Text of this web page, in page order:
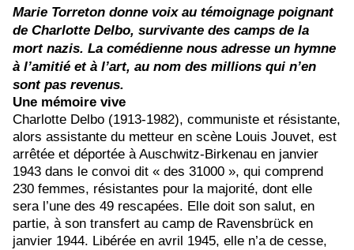
Marie Torreton donne voix au témoignage poignant
de Charlotte Delbo, survivante des camps de la
mort nazis. La comédienne nous adresse un hymne
à l’amitié et à l’art, au nom des millions qui n’en
sont pas revenus.
Une mémoire vive
Charlotte Delbo (1913-1982), communiste et résistante,
alors assistante du metteur en scène Louis Jouvet, est
arrêtée et déportée à Auschwitz-Birkenau en janvier
1943 dans le convoi dit « des 31000 », qui comprend
230 femmes, résistantes pour la majorité, dont elle
sera l’une des 49 rescapées. Elle doit son salut, en
partie, à son transfert au camp de Ravensbrück en
janvier 1944. Libérée en avril 1945, elle n’a de cesse,